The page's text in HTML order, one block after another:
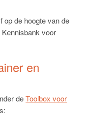
op de hoogte van de
voor
en
deToolbox voor